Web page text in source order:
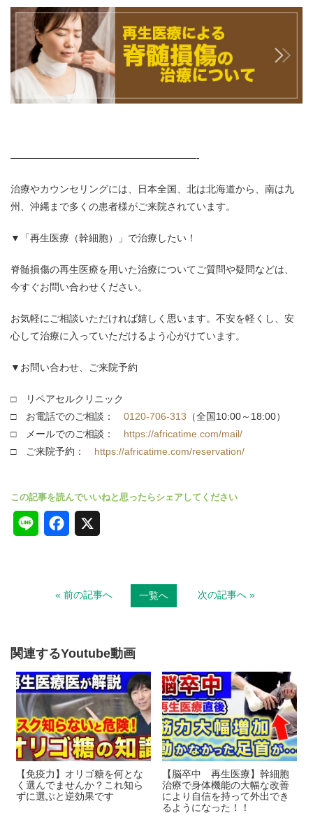
———————————————————-
治療やカウンセリングには、日本全国、北は北海道から、南は九
州、沖縄まで多くの患者様がご来院されています。
▼「再生医療（幹細胞）」で治療したい！
脊髄損傷の再生医療を用いた治療についてご質問や疑問などは、
今すぐお問い合わせください。
お気軽にご相談いただければ嬉しく思います。不安を軽くし、安
心して治療に入っていただけるよう心がけています。
▼お問い合わせ、ご来院予約
□ リペアセルクリニック
□ お電話でのご相談： 0120-706-313 （全国10:00～18:00）
□ メールでのご相談： https://africatime.com/mail/
□ ご来院予約： https://africatime.com/reservation/
e
o
o
k
« 前の記事へ 一覧へ 次の記事へ »
関連するYoutube動画
【免疫力】オリゴ糖を何とな
く選んでませんか？これ知ら
ずに選ぶと逆効果です
【脳卒中 再生医療】幹細胞
治療で身体機能の大幅な改善
により自信を持って外出でき
るようになった！！